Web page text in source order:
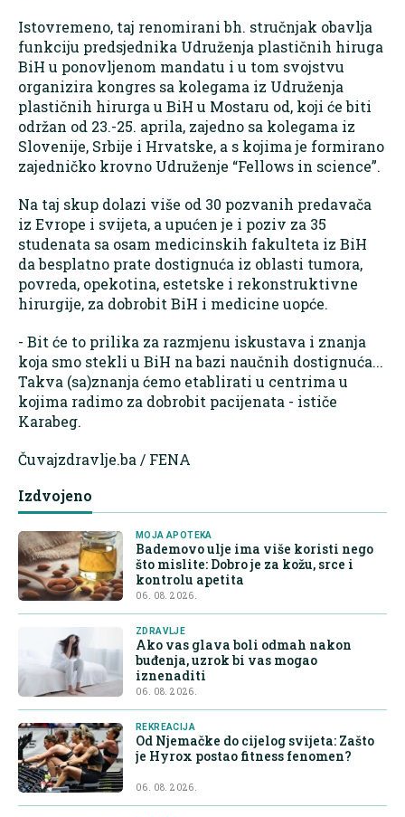
Istovremeno, taj renomirani bh. stručnjak obavlja
funkciju predsjednika Udruženja plastičnih hiruga
BiH u ponovljenom mandatu i u tom svojstvu
organizira kongres sa kolegama iz Udruženja
plastičnih hirurga u BiH u Mostaru od, koji će biti
održan od 23.-25. aprila, zajedno sa kolegama iz
Slovenije, Srbije i Hrvatske, a s kojima je formirano
zajedničko krovno Udruženje “Fellows in science”.
Na taj skup dolazi više od 30 pozvanih predavača
iz Evrope i svijeta, a upućen je i poziv za 35
studenata sa osam medicinskih fakulteta iz BiH
da besplatno prate dostignuća iz oblasti tumora,
povreda, opekotina, estetske i rekonstruktivne
hirurgije, za dobrobit BiH i medicine uopće.
- Bit će to prilika za razmjenu iskustava i znanja
koja smo stekli u BiH na bazi naučnih dostignuća...
Takva (sa)znanja ćemo etablirati u centrima u
kojima radimo za dobrobit pacijenata - ističe
Karabeg.
Čuvajzdravlje.ba / FENA
Izdvojeno
MOJA APOTEKA
Bademovo ulje ima više koristi nego
što mislite: Dobro je za kožu, srce i
kontrolu apetita
06. 08. 2026.
ZDRAVLJE
Ako vas glava boli odmah nakon
buđenja, uzrok bi vas mogao
iznenaditi
06. 08. 2026.
REKREACIJA
Od Njemačke do cijelog svijeta: Zašto
je Hyrox postao fitness fenomen?
06. 08. 2026.